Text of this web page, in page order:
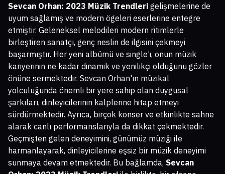
Sevcan Orhan: 2023 Müzik Trendleri gelişmelerine de
uyum sağlamış ve modern ögeleri eserlerine entegre
etmiştir. Geleneksel melodileri modern ritimlerle
birleştiren sanatçı, genç neslin de ilgisini çekmeyi
başarmıştır. Her yeni albümü ve single’ı, onun müzik
kariyerinin ne kadar dinamik ve yenilikçi olduğunu gözler
önüne sermektedir. Sevcan Orhan'ın müzikal
yolculuğunda önemli bir yere sahip olan duygusal
şarkıları, dinleyicilerinin kalplerine hitap etmeyi
sürdürmektedir. Ayrıca, birçok konser ve etkinlikte sahne
alarak canlı performanslarıyla da dikkat çekmektedir.
Geçmişten gelen deneyimini, günümüz müziği ile
harmanlayarak, dinleyicilerine eşsiz bir müzik deneyimi
sunmaya devam etmektedir. Bu bağlamda, Sevcan